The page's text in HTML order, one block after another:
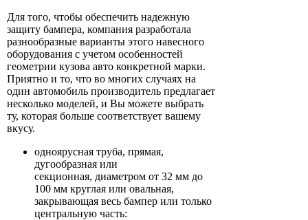
Для того, чтобы обеспечить надежную
защиту бампера, компания разработала
разнообразные варианты этого навесного
оборудования с учетом особенностей
геометрии кузова авто конкретной марки.
Приятно и то, что во многих случаях на
один автомобиль производитель предлагает
несколько моделей, и Вы можете выбрать
ту, которая больше соответствует вашему
вкусу.
одноярусная труба, прямая,
дугообразная или
секционная, диаметром от 32 мм до
100 мм круглая или овальная,
закрывающая весь бампер или только
центральную часть: